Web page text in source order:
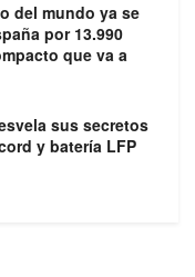
del mundo ya se
por 13.990
que va a
sus secretos
y batería LFP